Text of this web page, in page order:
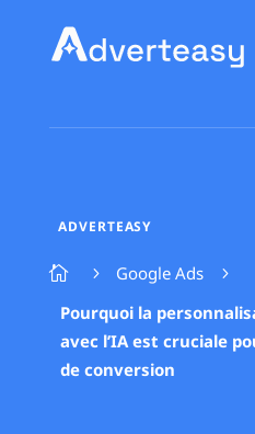
ADVERTEASY
 5 Google Ads 5
Pourquoi la
avec l’IA est cruciale
de conversion